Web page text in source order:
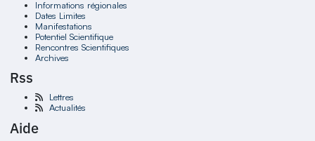
Informations régionales
Dates Limites
Manifestations
Potentiel Scientifique
Rencontres Scientifiques
Archives
Rss
Lettres
Actualités
Aide